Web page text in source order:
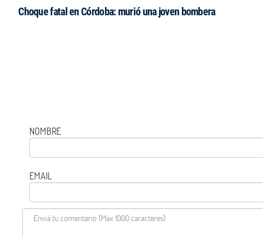
Choque fatal en Córdoba: murió una joven bombera
NOMBRE
EMAIL